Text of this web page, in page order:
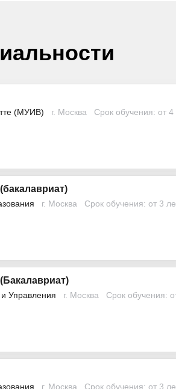
(МУИВ) г. Москва Срок обучения: от
г. Москва Срок обучения: от 3
Управления г. Москва Срок обучения:
г. Москва Срок обучения: от 3